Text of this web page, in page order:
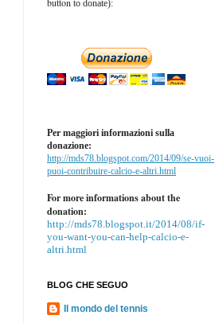
to donate):
Per maggiori informazioni sulla
donazione:
http://mds78.blogspot.com/2014/09/se-vuoi-
puoi-contribuire-calcio-e-altri.html
For more informations about the
donation:
http://mds78.blogspot.it/2014/08/if-
you-want-you-can-help-calcio-e-
altri.html
BLOG CHE SEGUO
Il mondo del tennis